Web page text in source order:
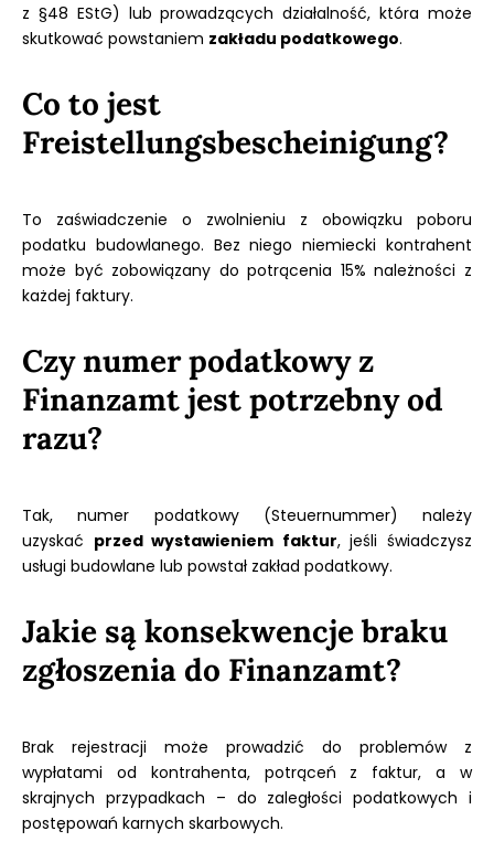
z §48 EStG) lub prowadzących działalność, która może
skutkować powstaniem zakładu podatkowego.
Co to jest
Freistellungsbescheinigung?
To zaświadczenie o zwolnieniu z obowiązku poboru
podatku budowlanego. Bez niego niemiecki kontrahent
może być zobowiązany do potrącenia 15% należności z
każdej faktury.
Czy numer podatkowy z
Finanzamt jest potrzebny od
razu?
Tak, numer podatkowy (Steuernummer) należy
uzyskać przed wystawieniem faktur, jeśli świadczysz
usługi budowlane lub powstał zakład podatkowy.
Jakie są konsekwencje braku
zgłoszenia do Finanzamt?
Brak rejestracji może prowadzić do problemów z
wypłatami od kontrahenta, potrąceń z faktur, a w
skrajnych przypadkach – do zaległości podatkowych i
postępowań karnych skarbowych.